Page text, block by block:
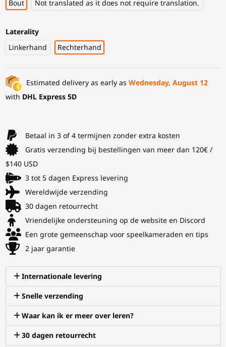
Bout
Not translated as it does not require translation.
Laterality
Linkerhand
Rechterhand
Estimated delivery as early as Wednesday, August 12
with DHL Express 5D
Betaal in 3 of 4 termijnen zonder extra kosten
Gratis verzending bij bestellingen van meer dan 120€ /
$140 USD
3 tot 5 dagen Express levering
Wereldwijde verzending
30 dagen retourrecht
Vriendelijke ondersteuning op de website en Discord
Een grote gemeenschap voor speelkameraden en tips
2 jaar garantie
Internationale levering
Snelle verzending
Waar kan ik er meer over leren?
30 dagen retourrecht